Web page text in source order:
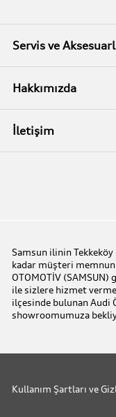
Servis ve
Audi Garanti
Audi Kasko
Audi Express
Audi Mobilite
Audi Online Team
Benim Audim
Hakkımızda
Biz Kimiz?
İletişim
Samsun ilinin
kadar müşteri
OTOMOTİV
ile sizlere hizmet
ilçesinde bulunan Audi
showroomumuza
Kullanım Şartları ve